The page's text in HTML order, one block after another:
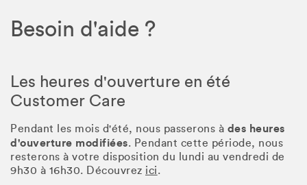
Besoin d'aide ?
Les heures d'ouverture en été
Customer Care
Pendant les mois d'été, nous passerons à des heures
d'ouverture modifiées. Pendant cette période, nous
resterons à votre disposition du lundi au vendredi de
9h30 à 16h30. Découvrez ici.